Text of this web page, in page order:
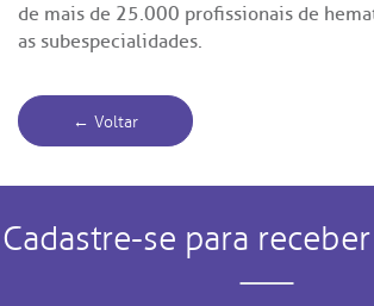
de mais de 25.000 profissionais de
as subespecialidades.
← Voltar
Cadastre-se para